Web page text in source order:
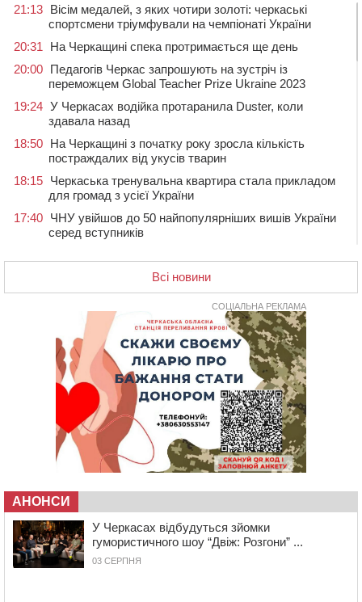
21:13 Вісім медалей, з яких чотири золоті: черкаські
спортсмени тріумфували на чемпіонаті України
20:31
На Черкащині спека протримається ще день
20:00 Педагогів Черкас запрошують на зустріч із
переможцем Global Teacher Prize Ukraine 2023
19:24 У Черкасах водійка протаранила Duster, коли
здавала назад
18:50 На Черкащині з початку року зросла кількість
постраждалих від укусів тварин
18:15 Черкаська тренувальна квартира стала прикладом
для громад з усієї України
17:40 ЧНУ увійшов до 50 найпопулярніших вишів України
серед вступників
контейнерний майданчик
16:32
Без розтину грудної клітки: у Черкасах 75-річній
пацієнтці замінили аортальний клапан
У Черкаському онкоцентрі встановили сонячну
електростанцію за понад пів мільйона гривень
У Київській області прощаються з полеглим на
фронті жителем Монастирищини
У Черкасах містяни через нову скляну зупинку і
вирізані дерева потерпають від спеки: Бондаренко
обіцяє масштабне озеленення
Провокував конфлікт і зачинився в автівці: у ТЦК
чоловіка у Тальному
13:55
У Тальному працівники ТЦК вибили вікно і
витягли з автівки чоловіка (ВІДЕО)
13:27 На Звенигородщині чоловік до смерті побив 82-
Всі новини
СОЦІАЛЬНА РЕКЛАМА
АНОНСИ
У Черкасах відбудуться зйомки
гумористичного шоу “Двіж: Розгони” ...
03 СЕРПНЯ